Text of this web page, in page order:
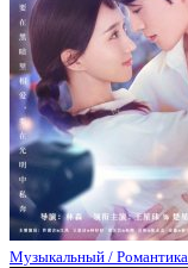
Музыкальный / Романтика